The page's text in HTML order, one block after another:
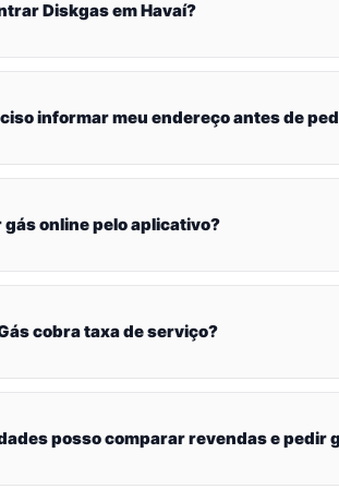
Diskgas em Havaí?
informar meu endereço antes de
gás online pelo aplicativo?
cobra taxa de serviço?
posso comparar revendas e pedir